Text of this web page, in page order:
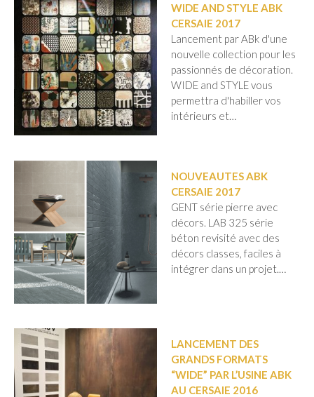
WIDE AND STYLE ABK
CERSAIE 2017
Lancement par ABk d'une
nouvelle collection pour les
passionnés de décoration.
WIDE and STYLE vous
permettra d'habiller vos
intérieurs et…
NOUVEAUTES ABK
CERSAIE 2017
GENT série pierre avec
décors. LAB 325 série
béton revisité avec des
décors classes, faciles à
intégrer dans un projet.…
LANCEMENT DES
GRANDS FORMATS
“WIDE” PAR L’USINE ABK
AU CERSAIE 2016